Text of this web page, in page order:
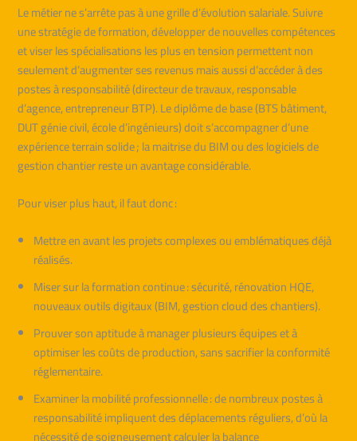
Le métier ne s’arrête pas à une grille d’évolution salariale. Suivre
une stratégie de formation, développer de nouvelles compétences
et viser les spécialisations les plus en tension permettent non
seulement d’augmenter ses revenus mais aussi d’accéder à des
postes à responsabilité (directeur de travaux, responsable
d’agence, entrepreneur BTP). Le diplôme de base (BTS bâtiment,
DUT génie civil, école d’ingénieurs) doit s’accompagner d’une
expérience terrain solide ; la maitrise du BIM ou des logiciels de
gestion chantier reste un avantage considérable.
Pour viser plus haut, il faut donc :
Mettre en avant les projets complexes ou emblématiques déjà
réalisés.
Miser sur la formation continue : sécurité, rénovation HQE,
nouveaux outils digitaux (BIM, gestion cloud des chantiers).
Prouver son aptitude à manager plusieurs équipes et à
optimiser les coûts de production, sans sacrifier la conformité
réglementaire.
Examiner la mobilité professionnelle : de nombreux postes à
responsabilité impliquent des déplacements réguliers, d’où la